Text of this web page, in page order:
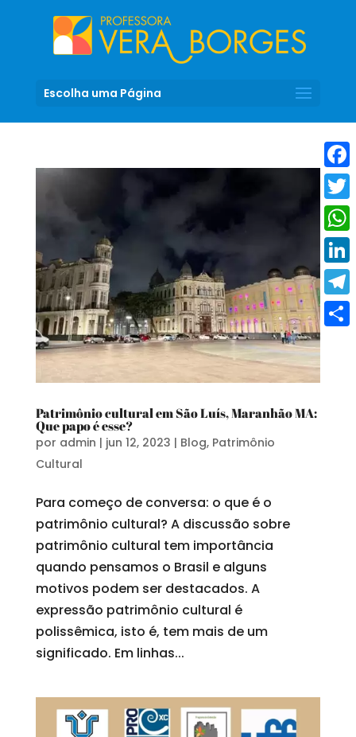
Escolha uma Página
Patrimônio cultural em São Luís, Maranhão MA:
Que papo é esse?
por admin | jun 12, 2023 | Blog, Patrimônio
Cultural
Para começo de conversa: o que é o
patrimônio cultural? A discussão sobre
patrimônio cultural tem importância
quando pensamos o Brasil e alguns
motivos podem ser destacados. A
expressão patrimônio cultural é
polissêmica, isto é, tem mais de um
significado. Em linhas...